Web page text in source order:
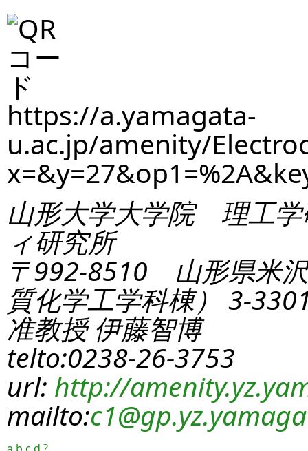
https://a.yamagata-
u.ac.jp/amenity/
山形大学大学院 理工学
ィ研究所
〒992-8510 山形県米
質化学工学科棟） 3-
准教授 伊藤智博
telto:0238-26-3753
url: http://
mailto:c1